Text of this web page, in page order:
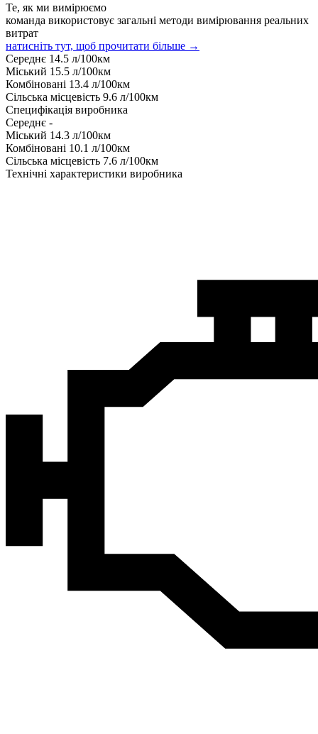
Те, як ми вимірюємо
команда використовує загальні методи вимірювання реальних
витрат
натисніть тут, щоб прочитати більше →
Середнє 14.5 л/100км
Міський 15.5 л/100км
Комбіновані 13.4 л/100км
Сільська місцевість 9.6 л/100км
Специфікація виробника
Середнє -
Міський 14.3 л/100км
Комбіновані 10.1 л/100км
Сільська місцевість 7.6 л/100км
Технічні характеристики виробника